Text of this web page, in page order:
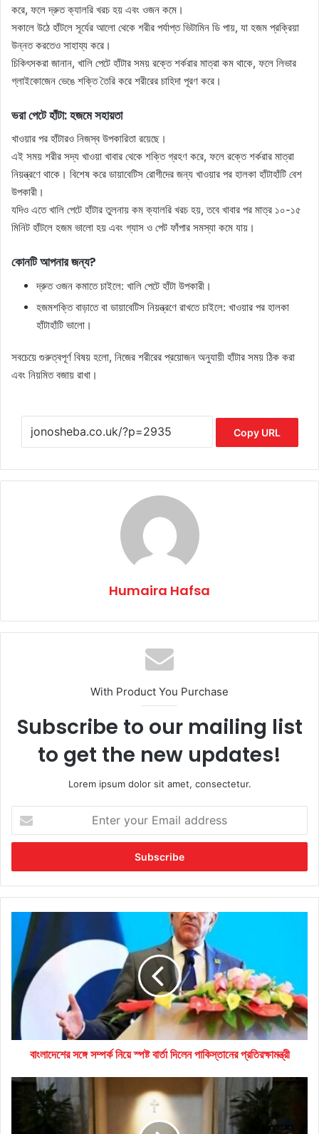
করে, ফলে দ্রুত ক্যালরি খরচ হয় এবং ওজন কমে।
সকালে উঠে হাঁটলে সূর্যের আলো থেকে শরীর পর্যাপ্ত ভিটামিন ডি পায়, যা হজম প্রক্রিয়া
উন্নত করতেও সাহায্য করে।
চিকিৎসকরা জানান, খালি পেটে হাঁটার সময় রক্তে শর্করার মাত্রা কম থাকে, ফলে লিভার
গ্লাইকোজেন ভেঙে শক্তি তৈরি করে শরীরের চাহিদা পূরণ করে।
ভরা পেটে হাঁটা: হজমে সহায়তা
খাওয়ার পর হাঁটারও নিজস্ব উপকারিতা রয়েছে।
এই সময় শরীর সদ্য খাওয়া খাবার থেকে শক্তি গ্রহণ করে, ফলে রক্তে শর্করার মাত্রা
নিয়ন্ত্রণে থাকে। বিশেষ করে ডায়াবেটিস রোগীদের জন্য খাওয়ার পর হালকা হাঁটাহাঁটি বেশ
উপকারী।
যদিও এতে খালি পেটে হাঁটার তুলনায় কম ক্যালরি খরচ হয়, তবে খাবার পর মাত্র ১০-১৫
মিনিট হাঁটলে হজম ভালো হয় এবং গ্যাস ও পেট ফাঁপার সমস্যা কমে যায়।
কোনটি আপনার জন্য?
দ্রুত ওজন কমাতে চাইলে: খালি পেটে হাঁটা উপকারী।
হজমশক্তি বাড়াতে বা ডায়াবেটিস নিয়ন্ত্রণে রাখতে চাইলে: খাওয়ার পর হালকা
হাঁটাহাঁটি ভালো।
সবচেয়ে গুরুত্বপূর্ণ বিষয় হলো, নিজের শরীরের প্রয়োজন অনুযায়ী হাঁটার সময় ঠিক করা
এবং নিয়মিত বজায় রাখা।
Copy URL
Humaira Hafsa
With Product You Purchase
Subscribe to our mailing list
to get the new updates!
Lorem ipsum dolor sit amet, consectetur.
your
Email
বাংলাদেশের
সম্পর্ক
নিয়ে
স্পষ্ট
বার্তা
দিলেন
পাকিস্তানের
প্রতিরক্ষামন্ত্রী
বাংলাদেশের সঙ্গে সম্পর্ক নিয়ে স্পষ্ট বার্তা দিলেন পাকিস্তানের প্রতিরক্ষামন্ত্রী
Images